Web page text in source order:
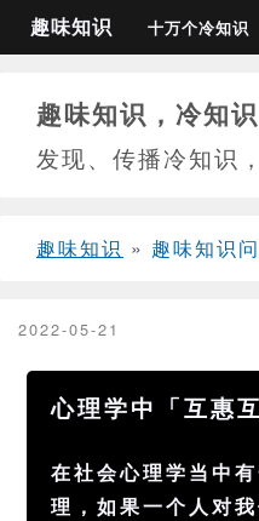
趣味知识 十万个冷知识
趣味知识，冷知
发现、传播冷知识
趣味知识 » 趣味知识
2022-05-21
心理学中「互惠
在社会心理学当中
理，如果一个人对